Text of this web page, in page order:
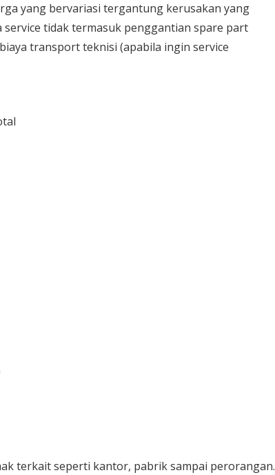
yang bervariasi tergantung kerusakan yang
tidak termasuk penggantian spare part
transport teknisi (apabila ingin service
terkait seperti kantor, pabrik sampai perorangan.